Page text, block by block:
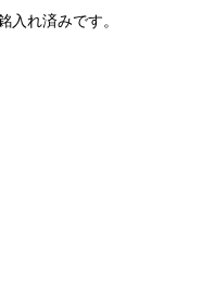
れ済みです。